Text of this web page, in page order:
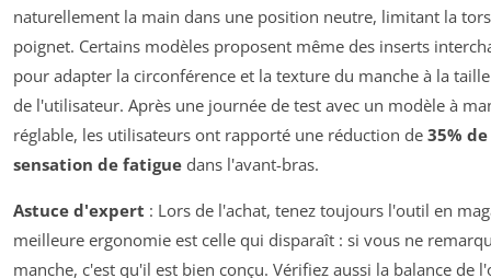
naturellement la main dans une position neutre, limitant la
poignet. Certains modèles proposent même des inserts
pour adapter la circonférence et la texture du manche à la
de l'utilisateur. Après une journée de test avec un modèle à
réglable, les utilisateurs ont rapporté une réduction de 35%
sensation de fatigue dans l'avant-bras.
Astuce d'expert : Lors de l'achat, tenez toujours l'outil en
meilleure ergonomie est celle qui disparaît : si vous ne
manche, c'est qu'il est bien conçu. Vérifiez aussi la balance de